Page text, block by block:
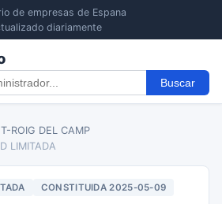
de empresas de Espana
diariamente
Buscar
ROIG DEL CAMP
LIMITADA
CONSTITUIDA 2025-05-09